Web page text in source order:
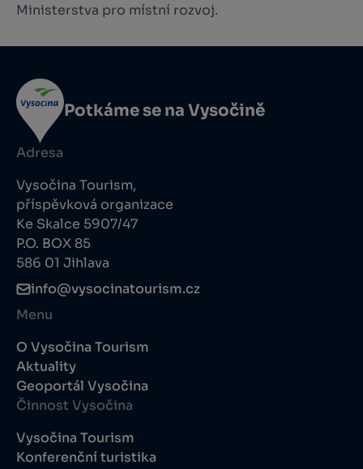
Ministerstva pro místní rozvoj.
Potkáme se na Vysočině
Adresa
Vysočina Tourism,
příspěvková organizace
Ke Skalce 5907/47
P.O. BOX 85
586 01 Jihlava
info@vysocinatourism.cz
Menu
O Vysočina Tourism
Aktuality
Geoportál Vysočina
Činnost Vysočina
Vysočina Tourism
Konferenční turistika